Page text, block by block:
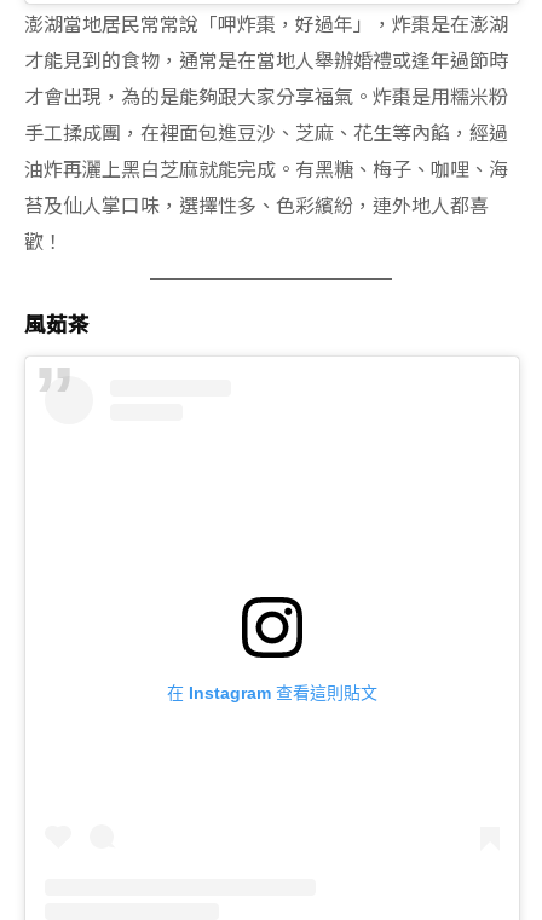
澎湖當地居民常常說「呷炸棗，好過年」，炸棗是在澎湖
才能見到的食物，通常是在當地人舉辦婚禮或逢年過節時
才會出現，為的是能夠跟大家分享福氣。炸棗是用糯米粉
手工揉成團，在裡面包進豆沙、芝麻、花生等內餡，經過
油炸再灑上黑白芝麻就能完成。有黑糖、梅子、咖哩、海
苔及仙人掌口味，選擇性多、色彩繽紛，連外地人都喜
歡！
風茹茶
在 Instagram 查看這則貼文